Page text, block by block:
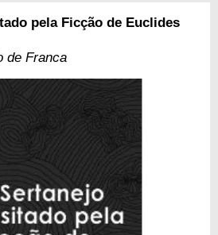
pela Ficção de Euclides
de Franca